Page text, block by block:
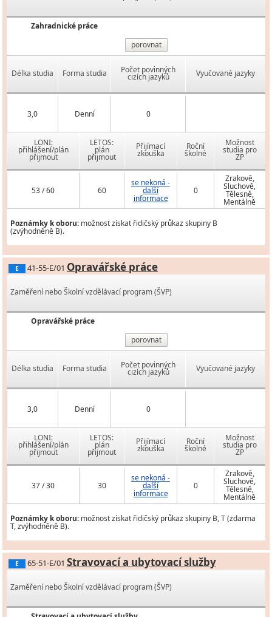
Zahradnické práce
porovnat
Délka studia Forma studia Počet povinných
cizích jazyků Vyučované jazyky
3,0 Denní 0
LONI:
přihlášení/plán
přijmout
LETOS:
plán
přijmout
Přijímací
zkouška
Roční
školné
Možnost
studia pro
ZP
53 / 60 60
se nekoná -
další
informace
0
Zrakově,
Sluchově,
Tělesně,
Mentálně
Poznámky k oboru: možnost získat řidičský průkaz skupiny B
(zvýhodněně B).
E 41-55-E/01 Opravářské práce
Zaměření nebo Školní vzdělávací program (ŠVP)
Opravářské práce
porovnat
Délka studia Forma studia Počet povinných
cizích jazyků Vyučované jazyky
3,0 Denní 0
LONI:
přihlášení/plán
přijmout
LETOS:
plán
přijmout
Přijímací
zkouška
Roční
školné
Možnost
studia pro
ZP
37 / 30 30
se nekoná -
další
informace
0
Zrakově,
Sluchově,
Tělesně,
Mentálně
Poznámky k oboru: možnost získat řidičský průkaz skupiny B, T (zdarma
T, zvýhodněně B).
E 65-51-E/01 Stravovací a ubytovací služby
Zaměření nebo Školní vzdělávací program (ŠVP)